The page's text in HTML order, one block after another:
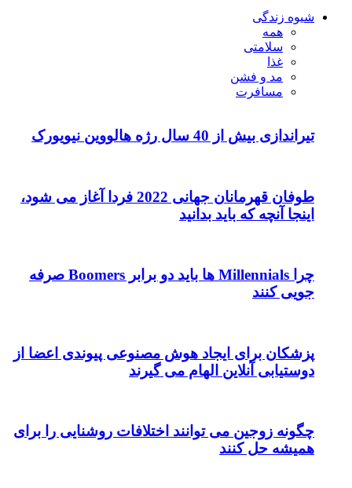
شیوه زندگی
همه
سلامتی
غذا
مد و فشن
مسافرت
تیراندازی بیش از 40 سال رژه هالووین نیویورک
طوفان قهرمانان جهانی 2022 فردا آغاز می شود،
اینجا آنچه که باید بدانید
چرا Millennials ها باید دو برابر Boomers صرفه
جویی کنند
پزشکان برای ایجاد هوش مصنوعی پیوندی اعضا از
دوستیابی آنلاین الهام می گیرند
چگونه زوجین می توانند اختلافات روشنایی را برای
همیشه حل کنند